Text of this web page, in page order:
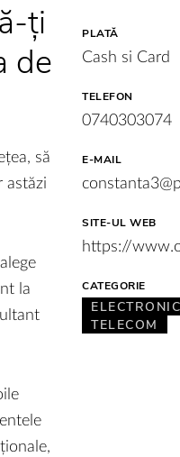
PLATĂ
Cash si Card
TELEFON
0740303074
E-MAIL
SITE-UL WEB
https://
CATEGORIE
TELECOM
ți
de
să
astăzi
la